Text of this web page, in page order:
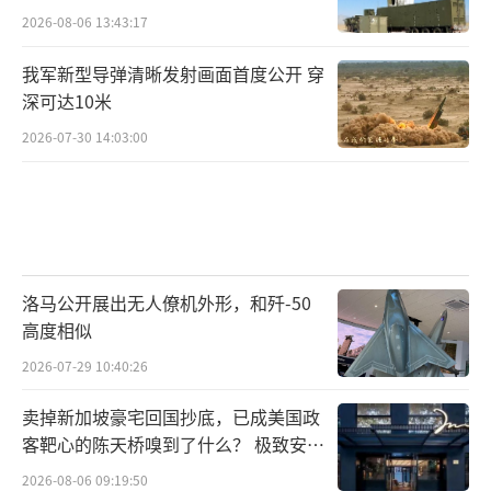
2026-08-06 13:43:17
我军新型导弹清晰发射画面首度公开 穿
深可达10米
2026-07-30 14:03:00
洛马公开展出无人僚机外形，和歼-50
高度相似
2026-07-29 10:40:26
卖掉新加坡豪宅回国抄底，已成美国政
客靶心的陈天桥嗅到了什么？ 极致安全
的追寻
2026-08-06 09:19:50